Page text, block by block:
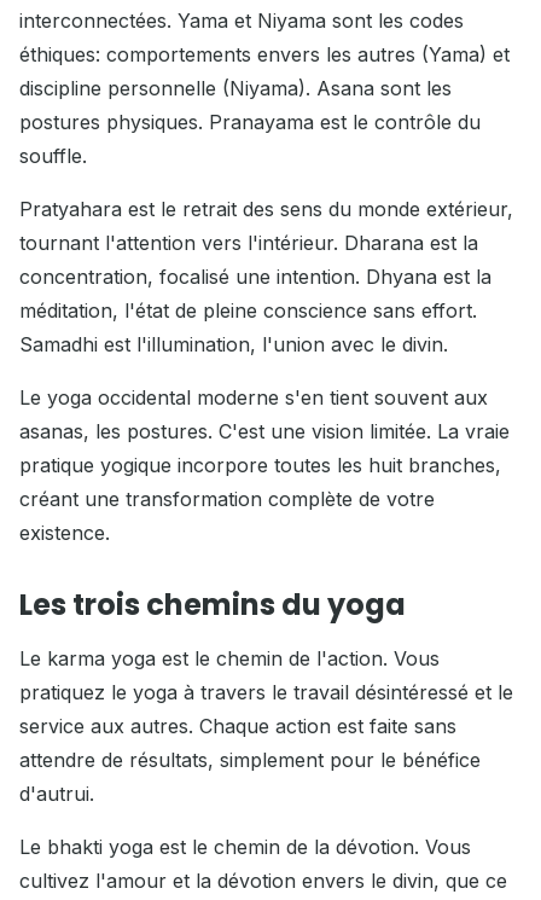
interconnectées. Yama et Niyama sont les codes
éthiques: comportements envers les autres (Yama) et
discipline personnelle (Niyama). Asana sont les
postures physiques. Pranayama est le contrôle du
souffle.
Pratyahara est le retrait des sens du monde extérieur,
tournant l'attention vers l'intérieur. Dharana est la
concentration, focalisé une intention. Dhyana est la
méditation, l'état de pleine conscience sans effort.
Samadhi est l'illumination, l'union avec le divin.
Le yoga occidental moderne s'en tient souvent aux
asanas, les postures. C'est une vision limitée. La vraie
pratique yogique incorpore toutes les huit branches,
créant une transformation complète de votre
existence.
Les trois chemins du yoga
Le karma yoga est le chemin de l'action. Vous
pratiquez le yoga à travers le travail désintéressé et le
service aux autres. Chaque action est faite sans
attendre de résultats, simplement pour le bénéfice
d'autrui.
Le bhakti yoga est le chemin de la dévotion. Vous
cultivez l'amour et la dévotion envers le divin, que ce